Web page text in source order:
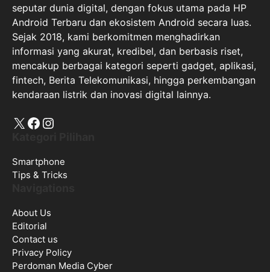
seputar dunia digital, dengan fokus utama pada HP
Android Terbaru dan ekosistem Android secara luas.
Sejak 2018, kami berkomitmen menghadirkan
informasi yang akurat, kredibel, dan berbasis riset,
mencakup berbagai kategori seperti gadget, aplikasi,
fintech, Berita Telekomunikasi, hingga perkembangan
kendaraan listrik dan inovasi digital lainnya.
X Facebook
Instagram
Smartphone
Tips & Tricks
About Us
Editorial
Contact us
Privacy Policy
Perdoman Media Cyber